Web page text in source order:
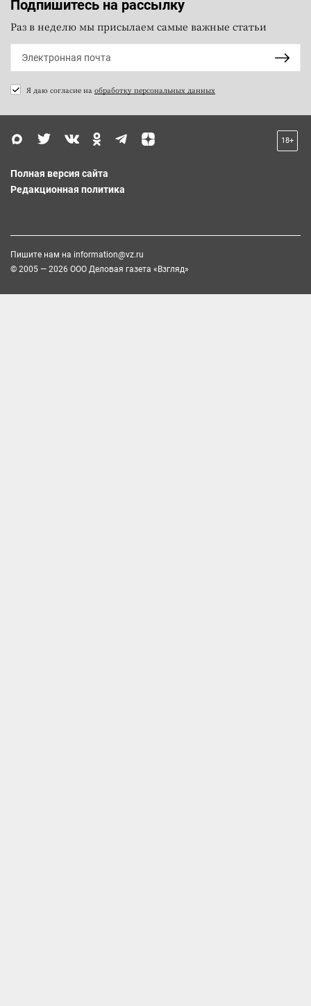
Подпишитесь на рассылку
Раз в неделю мы присылаем самые важные статьи
Я даю согласие на обработку персональных данных
18+
Полная версия сайта
Редакционная политика
Пишите нам на information@vz.ru
© 2005 — 2026 ООО Деловая газета «Взгляд»